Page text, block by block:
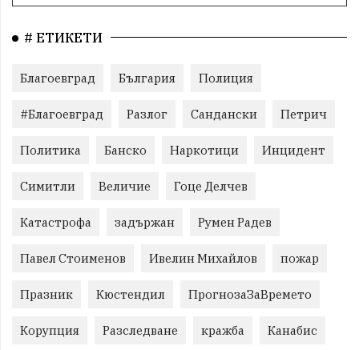
# ЕТИКЕТИ
Благоевград България Полиция
#Благоевград Разлог Сандански Петрич
Политика Банско Наркотици Инцидент
Симитли Величие Гоце Делчев
Катастрофа задържан Румен Радев
Павел Стоименов Ивелин Михайлов пожар
Празник Кюстендил ПрогнозаЗаВремето
Корупция Разследване кражба Канабис